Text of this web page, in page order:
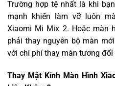
Trường hợp tệ nhất là khi
mạnh khiến làm vỡ luôn
Xiaomi Mi Mix 2. Hoặc màn
phải thay nguyên bộ màn
với chi phí thay màn tương đối
Thay Mặt Kính Màn Hình